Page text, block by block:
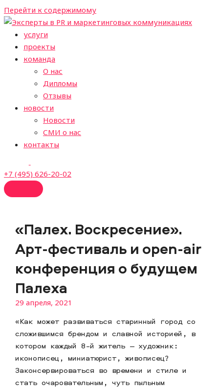
Перейти к содержимому
услуги
проекты
команда
О нас
Дипломы
Отзывы
новости
Новости
СМИ о нас
контакты
+7 (495) 626-20-02
«Палех. Воскресение».
Арт-фестиваль и open-air
конференция о будущем
Палеха
29 апреля, 2021
«Как может развиваться старинный город со
сложившимся брендом и славной историей, в
котором каждый 8-й житель — художник:
иконописец, миниатюрист, живописец?
Законсервироваться во времени и стиле и
стать очаровательным, чуть пыльным